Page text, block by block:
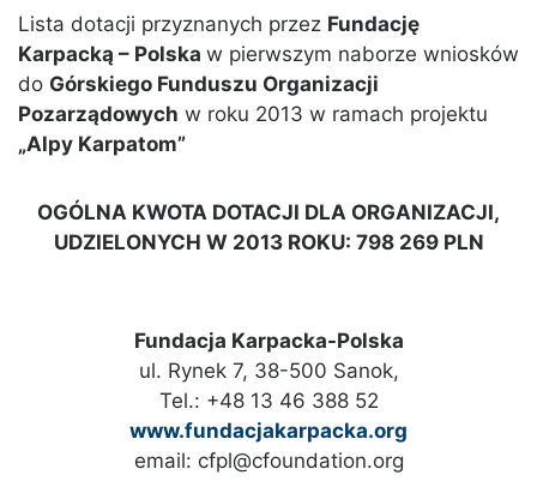
Lista dotacji przyznanych przez Fundację
Karpacką – Polska w pierwszym naborze wniosków
do Górskiego Funduszu Organizacji
Pozarządowych w roku 2013 w ramach projektu
„Alpy Karpatom”
OGÓLNA KWOTA DOTACJI DLA ORGANIZACJI,
UDZIELONYCH W 2013 ROKU: 798 269 PLN
Fundacja Karpacka-Polska
ul. Rynek 7, 38-500 Sanok,
Tel.: +48 13 46 388 52
www.fundacjakarpacka.org
email: cfpl@cfoundation.org